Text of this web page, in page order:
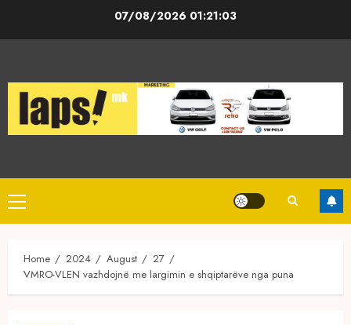
07/08/2026 01:21:03
Primary
Menu
Home 2024 August
27
VMRO-VLEN vazhdojnë me largimin e shqiptarëve nga puna